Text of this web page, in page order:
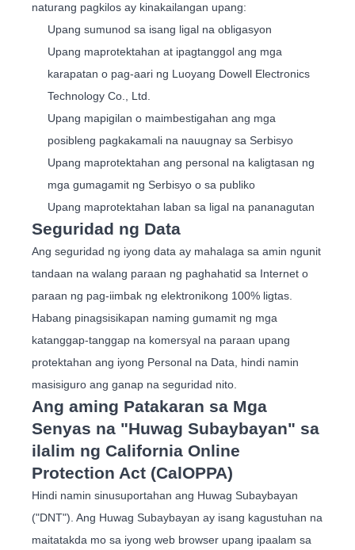
naturang pagkilos ay kinakailangan upang:
Upang sumunod sa isang ligal na obligasyon
Upang maprotektahan at ipagtanggol ang mga
karapatan o pag-aari ng Luoyang Dowell Electronics
Technology Co., Ltd.
Upang mapigilan o maimbestigahan ang mga
posibleng pagkakamali na nauugnay sa Serbisyo
Upang maprotektahan ang personal na kaligtasan ng
mga gumagamit ng Serbisyo o sa publiko
Upang maprotektahan laban sa ligal na pananagutan
Seguridad ng Data
Ang seguridad ng iyong data ay mahalaga sa amin ngunit
tandaan na walang paraan ng paghahatid sa Internet o
paraan ng pag-iimbak ng elektronikong 100% ligtas.
Habang pinagsisikapan naming gumamit ng mga
katanggap-tanggap na komersyal na paraan upang
protektahan ang iyong Personal na Data, hindi namin
masisiguro ang ganap na seguridad nito.
Ang aming Patakaran sa Mga
Senyas na "Huwag Subaybayan" sa
ilalim ng California Online
Protection Act (CalOPPA)
Hindi namin sinusuportahan ang Huwag Subaybayan
("DNT"). Ang Huwag Subaybayan ay isang kagustuhan na
maitatakda mo sa iyong web browser upang ipaalam sa